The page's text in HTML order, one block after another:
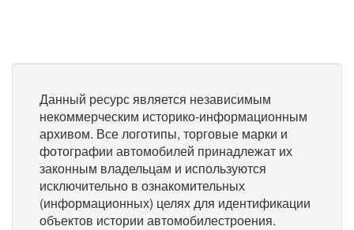
Данный ресурс является независимым
некоммерческим историко-информационным
архивом. Все логотипы, торговые марки и
фотографии автомобилей принадлежат их
законным владельцам и используются
исключительно в ознакомительных
(информационных) целях для идентификации
объектов истории автомобилестроения.